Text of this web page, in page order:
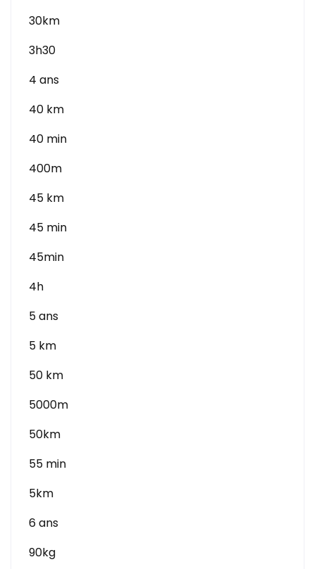
30km
3h30
4 ans
40 km
40 min
400m
45 km
45 min
45min
4h
5 ans
5 km
50 km
5000m
50km
55 min
5km
6 ans
90kg